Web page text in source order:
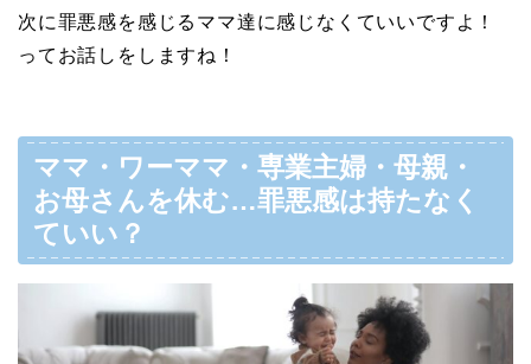
次に罪悪感を感じるママ達に感じなくていいですよ！
ってお話しをしますね！
ママ・ワーママ・専業主婦・母親・
お母さんを休む…罪悪感は持たなく
ていい？